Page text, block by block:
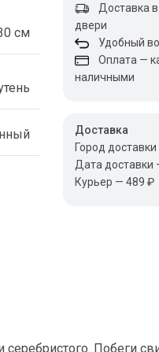
см
Доставка
двери
Удобный
Оплата —
наличными
Доставка
Город
Дата доставки
Курьер — 489 ₽
серебристого. Побеги